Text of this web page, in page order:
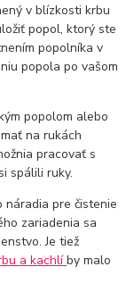
v blízkosti krbu
popol, ktorý ste
popolníka v
popola po vašom
popolom alebo
na rukách
pracovať s
spálili ruky.
pre čistenie
zariadenia sa
Je tiež
a kachlíby malo